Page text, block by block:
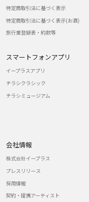
特定商取引法に基づく表示
特定商取引法に基づく表示(お酒)
旅行業登録表・約款等
スマートフォンアプリ
イープラスアプリ
チラシクラシック
チラシミュージアム
会社情報
株式会社イープラス
プレスリリース
採用情報
契約・提携アーティスト